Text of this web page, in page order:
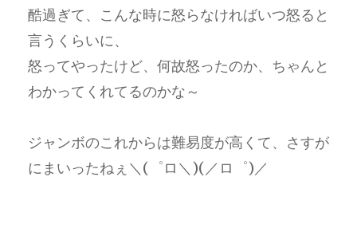
酷過ぎて、こんな時に怒らなければいつ怒ると
言うくらいに、
怒ってやったけど、何故怒ったのか、ちゃんと
わかってくれてるのかな～
ジャンボのこれからは難易度が高くて、さすが
にまいったねぇ＼(゜ロ＼)(／ロ゜)／